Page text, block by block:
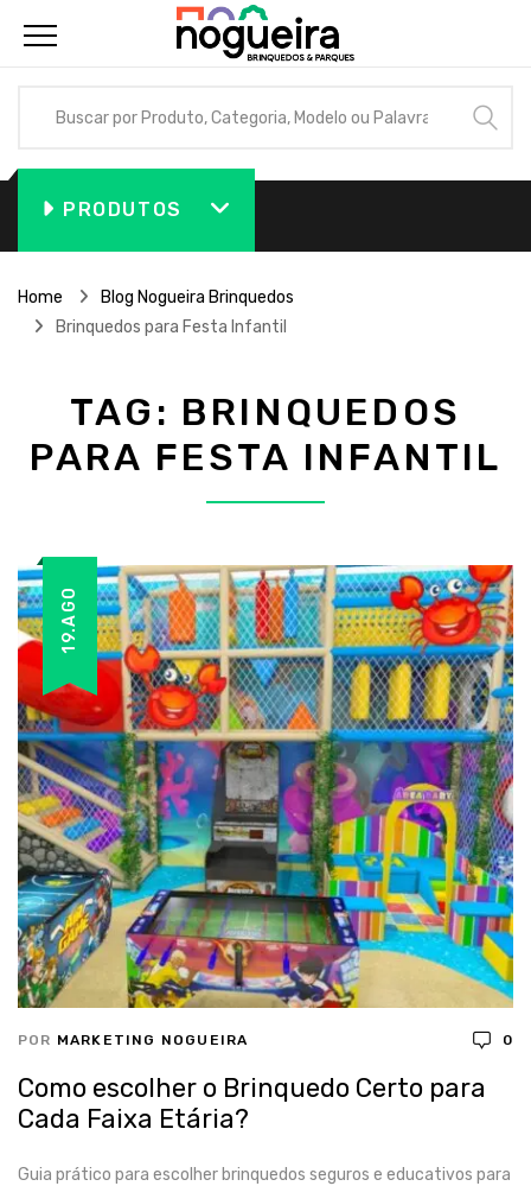
PRODUTOS
Home
Blog Nogueira Brinquedos
Brinquedos para Festa Infantil
TAG: BRINQUEDOS
PARA FESTA INFANTIL
19.AGO
POR MARKETING NOGUEIRA 0
Como escolher o Brinquedo Certo para
Cada Faixa Etária?
Guia prático para escolher brinquedos seguros e educativos para